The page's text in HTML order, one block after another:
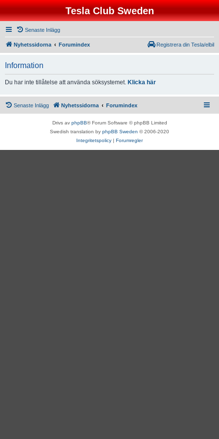
Tesla Club Sweden
Senaste Inlägg
Nyhetssidorna Forumindex Registrera din Tesla/elbil
Information
Du har inte tillåtelse att använda söksystemet. Klicka här
Senaste Inlägg Nyhetssidorna Forumindex
Drivs av phpBB® Forum Software © phpBB Limited
Swedish translation by phpBB Sweden © 2006-2020
Integritetspolicy | Forumregler